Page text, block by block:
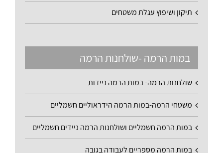
תיקון ושיפוץ עגלת משטחים
במות הרמה -שולחנות הרמה
שולחנות הרמה- במות הרמה ניידות
משטחי הרמה-במות הרמה הידראוליים חשמליים
במות הרמה חשמליים ושולחנות הרמה ניידים חשמליים
במות הרמה מספריים לעבודה בגובה